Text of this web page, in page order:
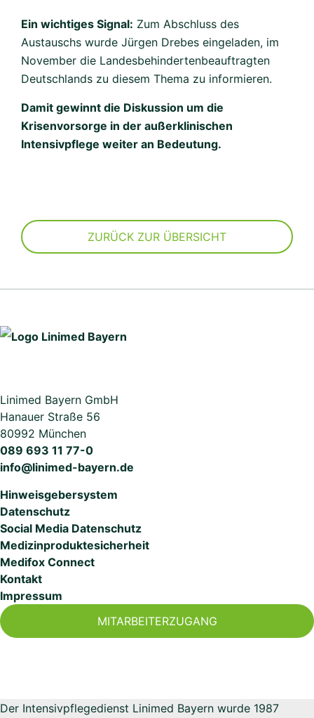
Ein wichtiges Signal: Zum Abschluss des
Austauschs wurde Jürgen Drebes eingeladen, im
November die Landesbehindertenbeauftragten
Deutschlands zu diesem Thema zu informieren.
Damit gewinnt die Diskussion um die
Krisenvorsorge in der außerklinischen
Intensivpflege weiter an Bedeutung.
ZURÜCK ZUR ÜBERSICHT
Linimed Bayern GmbH
Hanauer Straße 56
80992 München
089 693 11 77-0
info@linimed-bayern.de
Hinweisgebersystem
Datenschutz
Social Media Datenschutz
Medizinproduktesicherheit
Medifox Connect
Kontakt
Impressum
MITARBEITERZUGANG
Der Intensivpflegedienst Linimed Bayern wurde 1987